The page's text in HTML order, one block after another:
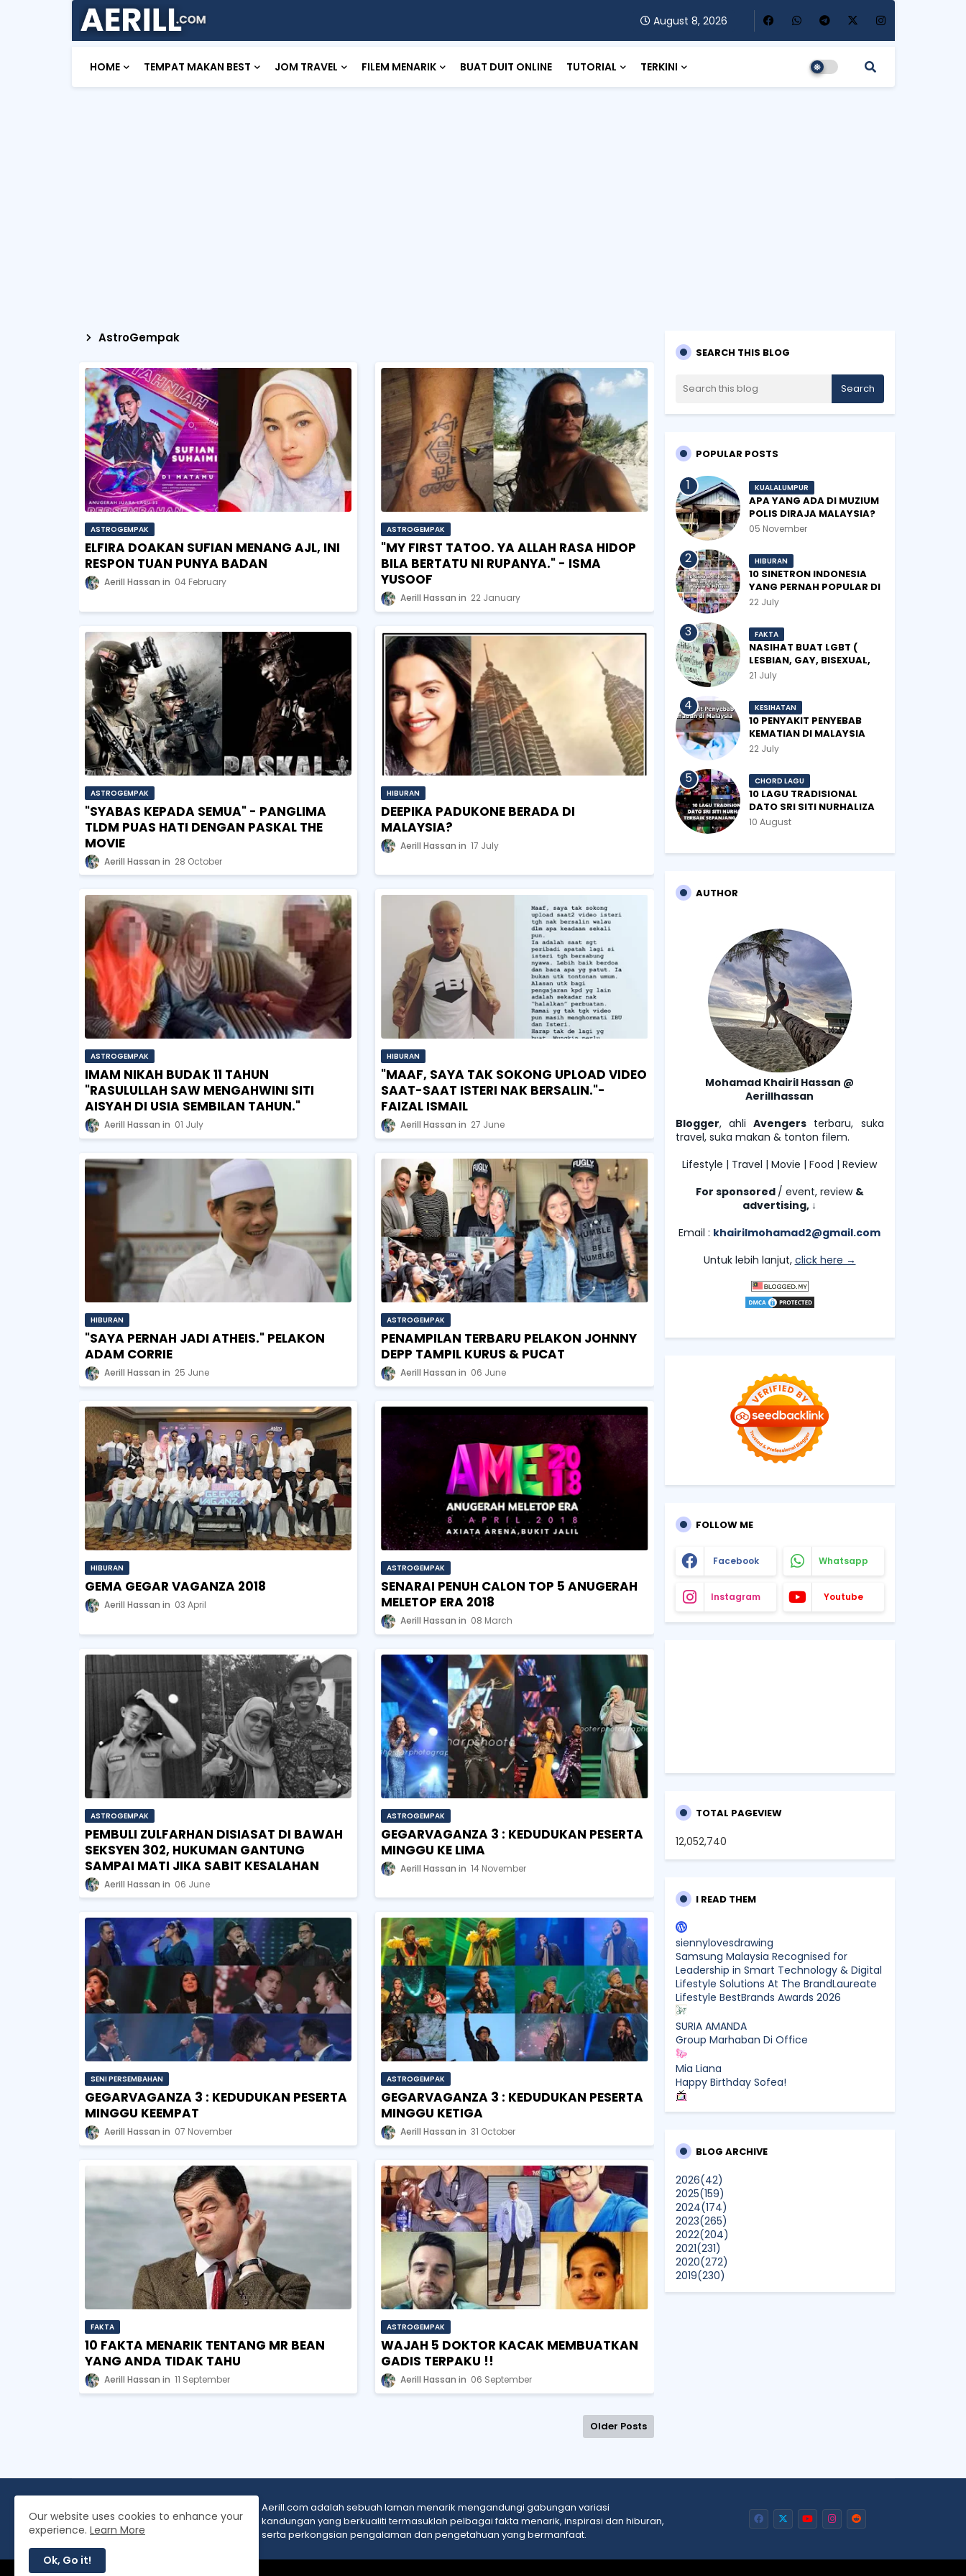
August 8, 2026
HOME TEMPAT MAKAN BEST JOM TRAVEL FILEM MENARIK BUAT DUIT ONLINE TUTORIAL TERKINI
AstroGempak
ASTROGEMPAK
ELFIRA DOAKAN SUFIAN MENANG AJL, INI
RESPON TUAN PUNYA BADAN
Aerill Hassan 04 February
ASTROGEMPAK
"MY FIRST TATOO. YA ALLAH RASA HIDOP
BILA BERTATU NI RUPANYA." - ISMA
YUSOOF
Aerill Hassan 22 January
ASTROGEMPAK
"SYABAS KEPADA SEMUA" - PANGLIMA
TLDM PUAS HATI DENGAN PASKAL THE
MOVIE
Aerill Hassan 28 October
HIBURAN
DEEPIKA PADUKONE BERADA DI
MALAYSIA?
Aerill Hassan 17 July
ASTROGEMPAK
IMAM NIKAH BUDAK 11 TAHUN
"RASULULLAH SAW MENGAHWINI SITI
AISYAH DI USIA SEMBILAN TAHUN."
Aerill Hassan 01 July
HIBURAN
"MAAF, SAYA TAK SOKONG UPLOAD VIDEO
SAAT-SAAT ISTERI NAK BERSALIN."-
FAIZAL ISMAIL
Aerill Hassan 27 June
HIBURAN
"SAYA PERNAH JADI ATHEIS." PELAKON
ADAM CORRIE
Aerill Hassan 25 June
ASTROGEMPAK
PENAMPILAN TERBARU PELAKON JOHNNY
DEPP TAMPIL KURUS & PUCAT
Aerill Hassan 06 June
HIBURAN
GEMA GEGAR VAGANZA 2018
Aerill Hassan 03 April
ASTROGEMPAK
SENARAI PENUH CALON TOP 5 ANUGERAH
MELETOP ERA 2018
Aerill Hassan 08 March
ASTROGEMPAK
PEMBULI ZULFARHAN DISIASAT DI BAWAH
SEKSYEN 302, HUKUMAN GANTUNG
SAMPAI MATI JIKA SABIT KESALAHAN
Aerill Hassan 06 June
ASTROGEMPAK
GEGARVAGANZA 3 : KEDUDUKAN PESERTA
MINGGU KE LIMA
Aerill Hassan 14 November
SENI PERSEMBAHAN
GEGARVAGANZA 3 : KEDUDUKAN PESERTA
MINGGU KEEMPAT
Aerill Hassan 07 November
ASTROGEMPAK
GEGARVAGANZA 3 : KEDUDUKAN PESERTA
MINGGU KETIGA
Aerill Hassan 31 October
FAKTA
10 FAKTA MENARIK TENTANG MR BEAN
YANG ANDA TIDAK TAHU
Aerill Hassan 11 September
ASTROGEMPAK
WAJAH 5 DOKTOR KACAK MEMBUATKAN
GADIS TERPAKU !!
Aerill Hassan 06 September
Older Posts
SEARCH THIS BLOG
POPULAR POSTS
KUALALUMPUR
APA YANG ADA DI MUZIUM
POLIS DIRAJA MALAYSIA?
05 November
HIBURAN
10 SINETRON INDONESIA
YANG PERNAH POPULAR DI
MALAYSIA
22 July
FAKTA
NASIHAT BUAT LGBT (
LESBIAN, GAY, BISEXUAL,
TRANSGENDER)
21 July
KESIHATAN
10 PENYAKIT PENYEBAB
KEMATIAN DI MALAYSIA
22 July
CHORD LAGU
10 LAGU TRADISIONAL
DATO SRI SITI NURHALIZA
TERBAIK SEPANJANG
10 August
AUTHOR
Mohamad Khairil Hassan @
Aerillhassan
Blogger, ahli Avengers terbaru, suka
travel, suka makan & tonton filem.
Lifestyle | Travel | Movie | Food | Review
For sponsored / event, review &
advertising, ↓
Email : khairilmohamad2@gmail.com
Untuk lebih lanjut, click here →
FOLLOW ME
Facebook Whatsapp
Instagram Youtube
TOTAL PAGEVIEW
12,052,740
I READ THEM
siennylovesdrawing
Samsung Malaysia Recognised for
Leadership in Smart Technology & Digital
Lifestyle Solutions At The BrandLaureate
Lifestyle BestBrands Awards 2026
SURIA AMANDA
Group Marhaban Di Office
Mia Liana
Happy Birthday Sofea!
CikLilyPutih The Lifestyle Blogger
Lovers, Movie Fans, and Epic Adventure
Farhana Jafri
Pertama Kali Join Running Event, Thank
You LEGO x KLCC!
Show All
BLOG ARCHIVE
2026(42)
2025(159)
2024(174)
2023(265)
2022(204)
2021(231)
2020(272)
2019(230)
2018(496)
Aerill.com adalah sebuah laman menarik mengandungi gabungan variasi
kandungan yang berkualiti termasuklah pelbagai fakta menarik, inspirasi dan hiburan,
serta perkongsian pengalaman dan pengetahuan yang bermanfaat.
Our website uses cookies to enhance your
experience. Learn More
Ok, Go it!